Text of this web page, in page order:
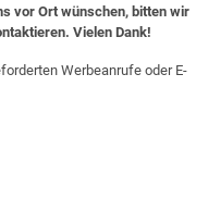
vor Ort wünschen, bitten wir
Vielen Dank!
Werbeanrufe oder E-